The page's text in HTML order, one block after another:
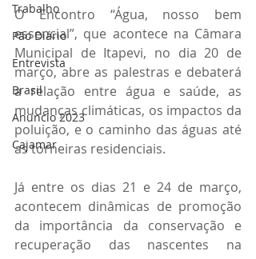
Trabalho
Pão Diário
Entrevista
Brasil
Anuncio 2023
Cajamar
O Encontro “Água, nosso bem
essencial”, que acontece na Câmara
Municipal de Itapevi, no dia 20 de
março, abre as palestras e debaterá
a relação entre água e saúde, as
mudanças climáticas, os impactos da
poluição, e o caminho das águas até
as torneiras residenciais.
Já entre os dias 21 e 24 de março,
acontecem dinâmicas de promoção
da importância da conservação e
recuperação das nascentes na